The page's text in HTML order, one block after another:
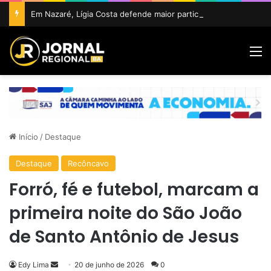
Início / Destaque
Destaque Recôncavo
Forró, fé e futebol, marcam a
primeira noite do São João
de Santo Antônio de Jesus
Edy Lima
Mande20 de junho de 2026 0